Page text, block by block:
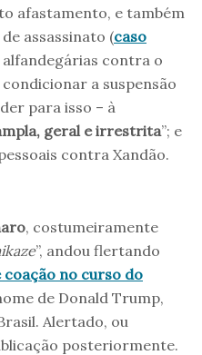
afastamento, e também
assassinato (caso
contra o
condicionar a suspensão
para isso – à
geral e irrestrita”; e
contra Xandão.
, costumeiramente
”, andou flertando
coação no curso do
de Donald Trump,
Alertado, ou
posteriormente.